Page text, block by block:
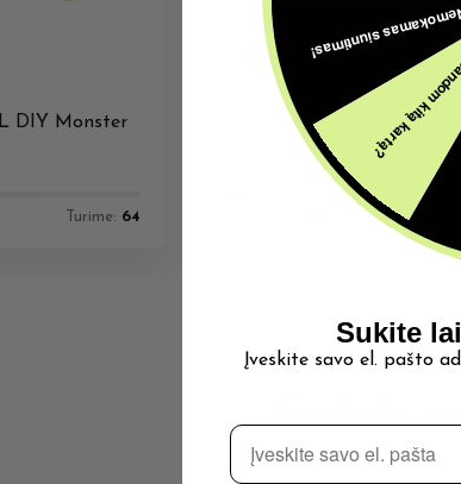
DIY Monster
Turime: 64
AROMATAI
Fire Moon 10ML Fruizee
Su PVM
Galbūt
Pabandom
Nemokamas
Sukite
Įveskite savo el. pašto
El. Pašto adresas